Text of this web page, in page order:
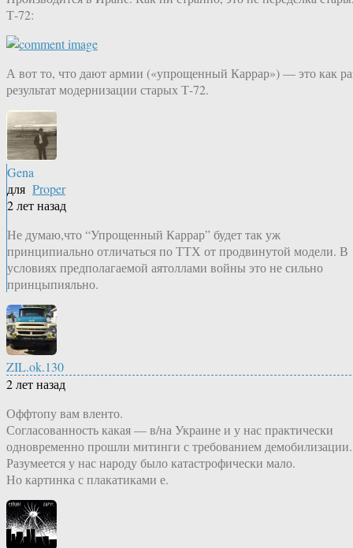
Т-72:
А вот то, что дают армии («упрощенный Каррар») — это как
результат модернизации старых Т-72.
Gena
для Proper
2 лет назад
Не думаю,что “Упрощенный Каррар” будет так уж
принципиально отличаться по ТТХ от продвинутой модели. В
условиях предполагаемой аятоллами войны это не сильно
принцыпияльно.
ZIL.ok.130
2 лет назад
Оффтопу вам вленто.
Согласованность какая — в/на Украине и у нас практически
одновременно прошли митинги с требованием демобилизации.
Разумеется у нас народу было катастрофически мало.
Но картинка с плакатиками е.